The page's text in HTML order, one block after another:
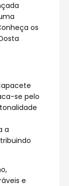
os
se pelo
a
e